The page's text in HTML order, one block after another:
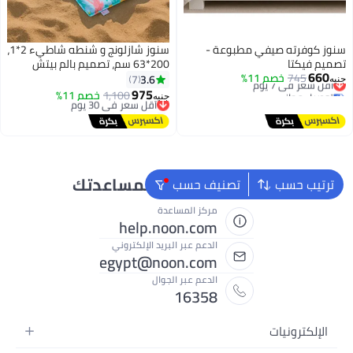
سنوز كوفرته صيفي مطبوعة -
تصميم فيكتا
جنيه660
745 خصم 11%أقل سعر في 7 يوم
توصيل مجاني
أقل سعر في 7 يوم
سنوز شازلونج و شنطه شاطيء 2*1،
200*63 سم، تصميم بالم بيتش
3.6
7
جنيه975
1,100خصم 11% أقل سعر في 30 يوم
توصيل مجاني
أقل سعر في 30 يوم
ترتيب حسب تصنيف حسب
نحن دائماً جاهزون لمساعدتك
مركز المساعدة
help.noon.com
الدعم عبر البريد الإلكتروني
egypt@noon.com
الدعم عبر الجوال
16358
الإلكترونيات